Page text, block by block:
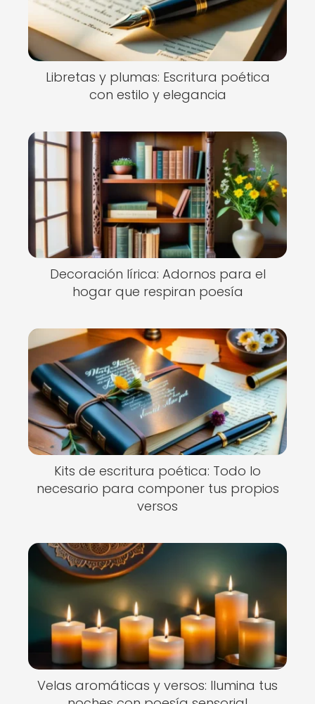
Libretas y plumas: Escritura poética
con estilo y elegancia
Decoración lírica: Adornos para el
hogar que respiran poesía
Kits de escritura poética: Todo lo
necesario para componer tus propios
versos
Velas aromáticas y versos: Ilumina tus